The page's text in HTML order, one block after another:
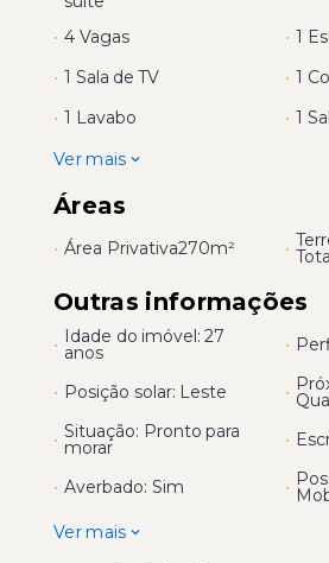
• 4 Vagas • 1
• 1 Sala de TV • 1
• 1 Lavabo • 1
Ver mais
Áreas
• Área Privativa270m² •
Outras informações
• Idade do imóvel: 27
anos •
• Posição solar: Leste •
• Situação: Pronto para
morar •
• Averbado: Sim •
Ver mais